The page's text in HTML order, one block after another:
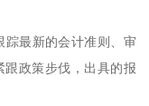
踪最新的会计准则、审
政策步伐，出具的报